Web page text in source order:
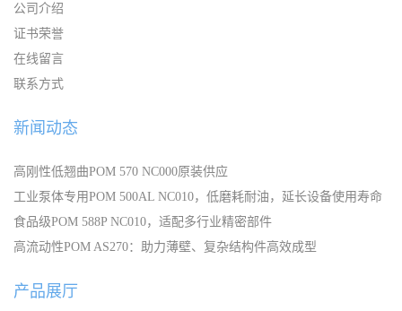
公司介绍
证书荣誉
在线留言
联系方式
新闻动态
高刚性低翘曲POM 570 NC000原装供应
工业泵体专用POM 500AL NC010，低磨耗耐油，延长设备使用寿命
食品级POM 588P NC010，适配多行业精密部件
高流动性POM AS270：助力薄壁、复杂结构件高效成型
产品展厅